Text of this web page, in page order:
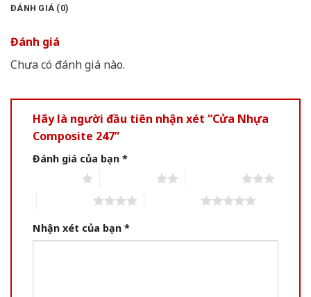
ĐÁNH GIÁ (0)
Đánh giá
Chưa có đánh giá nào.
Hãy là người đầu tiên nhận xét “Cửa Nhựa
Composite 247”
Đánh giá của bạn *
Nhận xét của bạn *